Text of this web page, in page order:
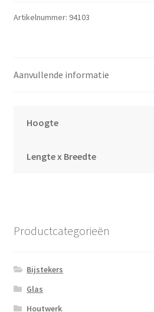
Artikelnummer: 94103
Aanvullende informatie
Hoogte
Lengte x Breedte
Productcategorieën
Bijstekers
Glas
Houtwerk